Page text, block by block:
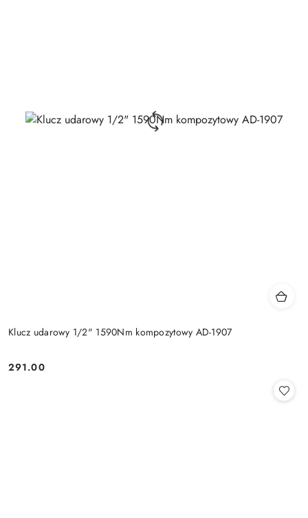
Klucz udarowy 1/2" 1590Nm kompozytowy AD-1907
Cena:
291.00